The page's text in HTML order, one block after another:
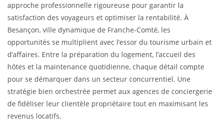
approche professionnelle rigoureuse pour garantir la
satisfaction des voyageurs et optimiser la rentabilité. À
Besançon, ville dynamique de Franche-Comté, les
opportunités se multiplient avec l’essor du tourisme urbain et
d’affaires. Entre la préparation du logement, l’accueil des
hôtes et la maintenance quotidienne, chaque détail compte
pour se démarquer dans un secteur concurrentiel. Une
stratégie bien orchestrée permet aux agences de conciergerie
de fidéliser leur clientèle propriétaire tout en maximisant les
revenus locatifs.